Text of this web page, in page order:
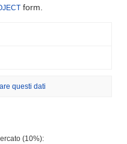
form.
questi dati
(10%):